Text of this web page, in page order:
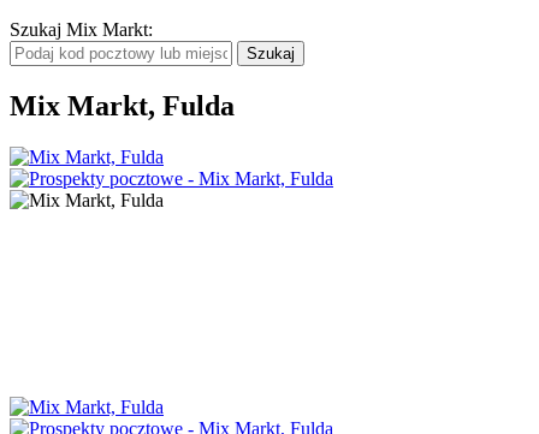
Szukaj Mix Markt:
Mix Markt, Fulda